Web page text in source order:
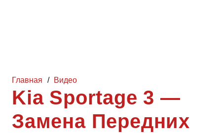
Главная / Видео
Kia Sportage 3 —
Замена Передних